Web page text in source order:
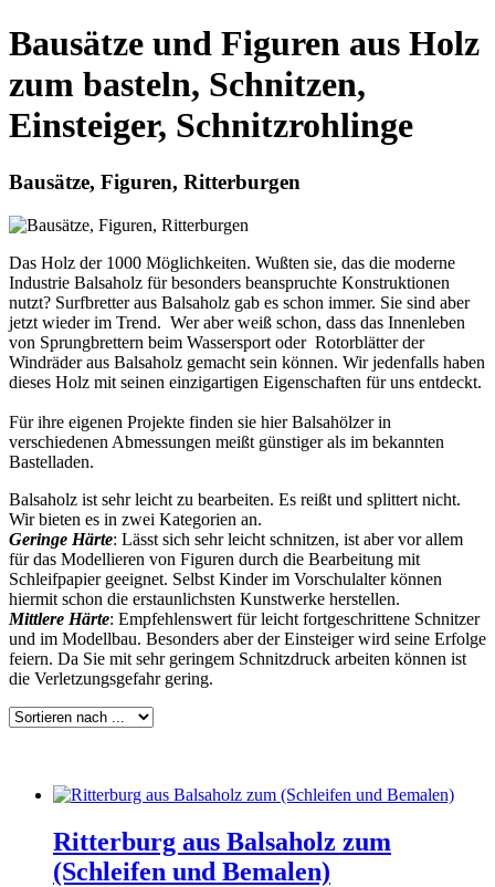
Bausätze und Figuren aus Holz
zum basteln, Schnitzen,
Einsteiger, Schnitzrohlinge
Bausätze, Figuren, Ritterburgen
Das Holz der 1000 Möglichkeiten. Wußten sie, das die moderne
Industrie Balsaholz für besonders beanspruchte Konstruktionen
nutzt? Surfbretter aus Balsaholz gab es schon immer. Sie sind aber
jetzt wieder im Trend. Wer aber weiß schon, dass das Innenleben
von Sprungbrettern beim Wassersport oder Rotorblätter der
Windräder aus Balsaholz gemacht sein können. Wir jedenfalls haben
dieses Holz mit seinen einzigartigen Eigenschaften für uns entdeckt.
Für ihre eigenen Projekte finden sie hier Balsahölzer in
verschiedenen Abmessungen meißt günstiger als im bekannten
Bastelladen.
Balsaholz ist sehr leicht zu bearbeiten. Es reißt und splittert nicht.
Wir bieten es in zwei Kategorien an.
Geringe Härte: Lässt sich sehr leicht schnitzen, ist aber vor allem
für das Modellieren von Figuren durch die Bearbeitung mit
Schleifpapier geeignet. Selbst Kinder im Vorschulalter können
hiermit schon die erstaunlichsten Kunstwerke herstellen.
Mittlere Härte: Empfehlenswert für leicht fortgeschrittene Schnitzer
und im Modellbau. Besonders aber der Einsteiger wird seine Erfolge
feiern. Da Sie mit sehr geringem Schnitzdruck arbeiten können ist
die Verletzungsgefahr gering.
Ritterburg aus Balsaholz zum
(Schleifen und Bemalen)